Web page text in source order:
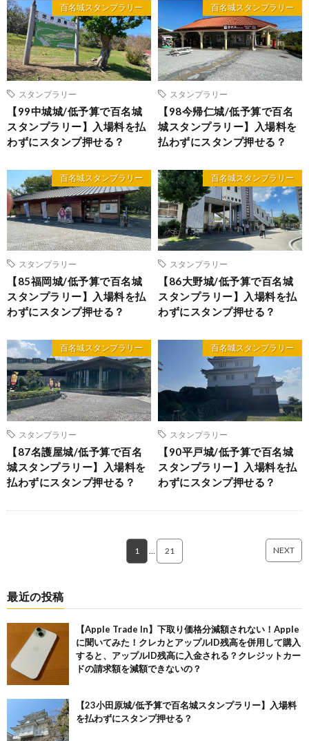
百名城スタンプラリー
スタンプラリー
【99中城城/低予算で百名城
スタンプラリー】入場料を払
わずにスタンプ押せる？
百名城スタンプラリー
スタンプラリー
【98今帰仁城/低予算で百名
城スタンプラリー】入場料を
払わずにスタンプ押せる？
百名城スタンプラリー
スタンプラリー
【85福岡城/低予算で百名城
スタンプラリー】入場料を払
わずにスタンプ押せる？
百名城スタンプラリー
スタンプラリー
【86大野城/低予算で百名城
スタンプラリー】入場料を払
わずにスタンプ押せる？
百名城スタンプラリー
スタンプラリー
【87名護屋城/低予算で百名
城スタンプラリー】入場料を
払わずにスタンプ押せる？
百名城スタンプラリー
スタンプラリー
【90平戸城/低予算で百名城
スタンプラリー】入場料を払
わずにスタンプ押せる？
1 21 NEXT
最近の投稿
【Apple Trade In】下取り価格分減額されない！Apple
に聞いてみた！クレカとアップルID残高を併用して購入
すると、アップルID残高に入金される？クレジットカー
ドの請求額を減額できないの？
【23小田原城/低予算で百名城スタンプラリー】入場料
を払わずにスタンプ押せる？